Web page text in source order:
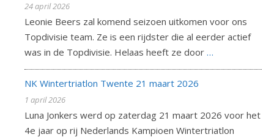
24 april 2026
Leonie Beers zal komend seizoen uitkomen voor ons
Topdivisie team. Ze is een rijdster die al eerder actief
was in de Topdivisie. Helaas heeft ze door …
NK Wintertriatlon Twente 21 maart 2026
1 april 2026
Luna Jonkers werd op zaterdag 21 maart 2026 voor het
4e jaar op rij Nederlands Kampioen Wintertriatlon